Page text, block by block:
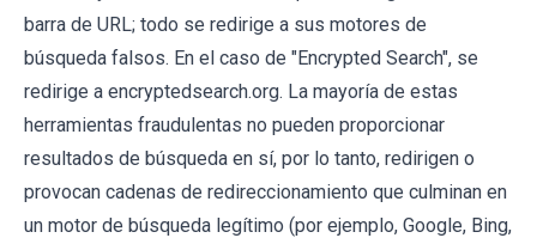
barra de URL; todo se redirige a sus motores de
búsqueda falsos. En el caso de "Encrypted Search", se
redirige a encryptedsearch.org. La mayoría de estas
herramientas fraudulentas no pueden proporcionar
resultados de búsqueda en sí, por lo tanto, redirigen o
provocan cadenas de redireccionamiento que culminan en
un motor de búsqueda legítimo (por ejemplo, Google, Bing,